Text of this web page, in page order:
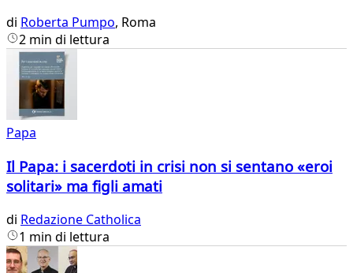
di Roberta Pumpo, Roma
2 min di lettura
Papa
Il Papa: i sacerdoti in crisi non si sentano «eroi
solitari» ma figli amati
di Redazione Catholica
1 min di lettura